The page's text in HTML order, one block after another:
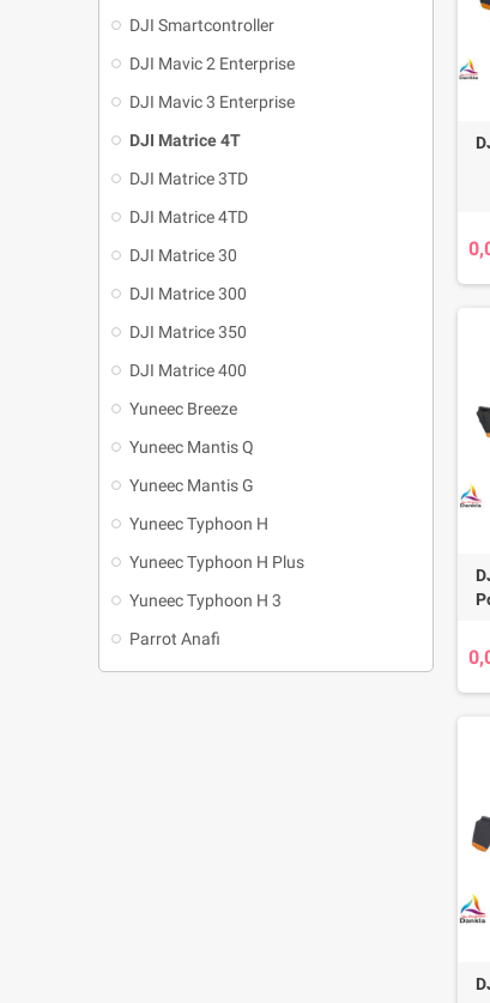
DJI Smartcontroller
DJI Mavic 2 Enterprise
DJI Mavic 3 Enterprise
DJI Matrice 4T
DJI Matrice 3TD
DJI Matrice 4TD
DJI Matrice 30
DJI Matrice 300
DJI Matrice 350
DJI Matrice 400
Yuneec Breeze
Yuneec Mantis Q
Yuneec Mantis G
Yuneec Typhoon H
Yuneec Typhoon H Plus
Yuneec Typhoon H 3
Parrot Anafi